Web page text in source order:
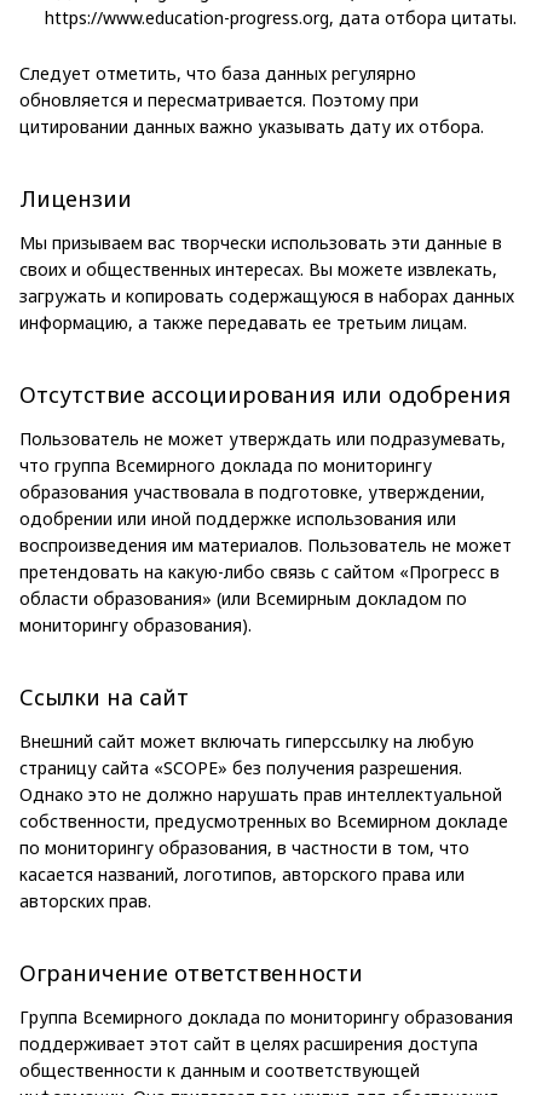
https://www.education-progress.org, дата отбора цитаты.
Следует отметить, что база данных регулярно
обновляется и пересматривается. Поэтому при
цитировании данных важно указывать дату их отбора.
Лицензии
Мы призываем вас творчески использовать эти данные в
своих и общественных интересах. Вы можете извлекать,
загружать и копировать содержащуюся в наборах данных
информацию, а также передавать ее третьим лицам.
Отсутствие ассоциирования или одобрения
Пользователь не может утверждать или подразумевать,
что группа Всемирного доклада по мониторингу
образования участвовала в подготовке, утверждении,
одобрении или иной поддержке использования или
воспроизведения им материалов. Пользователь не может
претендовать на какую-либо связь с сайтом «Прогресс в
области образования» (или Всемирным докладом по
мониторингу образования).
Ссылки на сайт
Внешний сайт может включать гиперссылку на любую
страницу сайта «SCOPE» без получения разрешения.
Однако это не должно нарушать прав интеллектуальной
собственности, предусмотренных во Всемирном докладе
по мониторингу образования, в частности в том, что
касается названий, логотипов, авторского права или
авторских прав.
Ограничение ответственности
Группа Всемирного доклада по мониторингу образования
поддерживает этот сайт в целях расширения доступа
общественности к данным и соответствующей